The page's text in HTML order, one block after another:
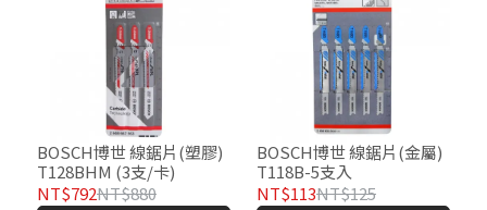
BOSCH博世 線鋸片(塑膠)
T128BHM (3支/卡)
NT$792NT$880
BOSCH博世 線鋸片(金屬)
T118B-5支入
NT$113NT$125